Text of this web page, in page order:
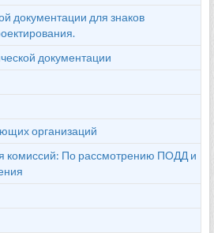
документации для знаков
документации
организаций
комиссий: По рассмотрению ПОДД и